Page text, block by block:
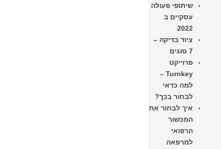
שיתופי פעולה
עסקיים ב
2022
ציוד בדיקה –
7 סוגים
פרוייקט
Turnkey –
למה כדאי
לבחור בכך?
איך לבחור את
המכשור
הרפואי
למרפאה